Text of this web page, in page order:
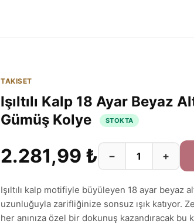
TAKISET
Işıltılı Kalp 18 Ayar Beyaz
Gümüş Kolye
STOKTA
2.281,99 ₺ − +
Işıltılı kalp motifiyle büyüleyen 18 ayar beyaz
uzunluğuyla zarifliğinize sonsuz ışık katıyor.
her anınıza özel bir dokunuş kazandıracak